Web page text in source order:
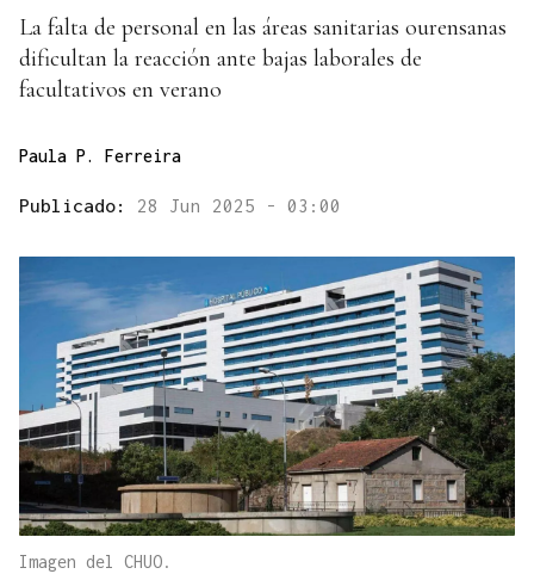
La falta de personal en las áreas sanitarias ourensanas
dificultan la reacción ante bajas laborales de
facultativos en verano
Paula P. Ferreira
Publicado: 28 Jun 2025 - 03:00
Imagen del CHUO.